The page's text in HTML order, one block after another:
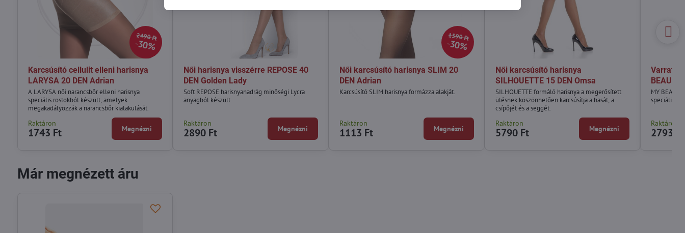
2490 Ft
30%
Karcsúsító cellulit elleni harisnya
LARYSA 20 DEN Adrian
A LARYSA női narancsbőr elleni harisnya
speciális rostokból készült, amelyek
megakadályozzák a narancsbőr kialakulását.
Raktáron
1743 Ft Megnézni
Női harisnya visszérre REPOSE 40
DEN Golden Lady
Soft REPOSE harisnyanadrág minőségi Lycra
anyagból készült.
Raktáron
2890 Ft Megnézni
1590 Ft
30%
Női karcsúsító harisnya SLIM 20
DEN Adrian
Karcsúsító SLIM harisnya formázza alakját.
Raktáron
1113 Ft Megnézni
Női karcsúsító harisnya
SILHOUETTE 15 DEN Omsa
SILHOUETTE formáló harisnya a megerősített
ülésnek köszönhetően karcsúsítja a hasát, a
csípőjét és a seggét.
Raktáron
5790 Ft Megnézni
Varrat
BEAUTY
MY
speciális
Raktáron
2793 Ft
Már megnézett áru